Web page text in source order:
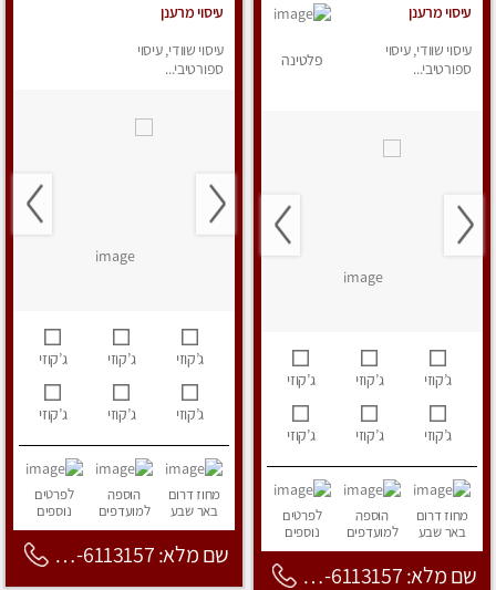
עיסוי מרענן
עיסוי שוודי, עיסוי
ספורטיבי...
פלטינה
ג’קוזי ג’קוזי ג’קוזי
ג’קוזי ג’קוזי ג’קוזי
מחוז דרום
באר שבע
הוספה
למועדפים
לפרטים
נוספים
שם מלא: 053-6113157
עיסוי מרענן
עיסוי שוודי, עיסוי
ספורטיבי...
ג’קוזי ג’קוזי ג’קוזי
ג’קוזי ג’קוזי ג’קוזי
מחוז דרום
באר שבע
הוספה
למועדפים
לפרטים
נוספים
שם מלא: 053-6113157